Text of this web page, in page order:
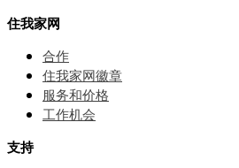
住我家网
合作
住我家网徽章
服务和价格
⼯作机会
支持